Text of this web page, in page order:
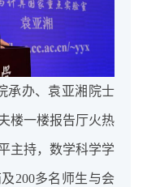
承办、袁亚湘院士
楼一楼报告厅火热
主持，数学科学学
200多名师生与会